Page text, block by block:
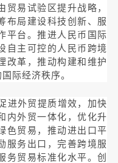
贸易试验区提升战略，
布局建设科技创新、服
平台。推进人民币国际
自主可控的人民币跨境
改革，推动构建和维护
际经济秩序。
进外贸提质增效，加快
内外贸一体化，优化升
色贸易，推动进出口平
服务出口，完善跨境服
务贸易标准化水平。创